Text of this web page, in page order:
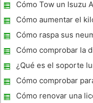
Cómo Tow un Isuzu
Cómo aumentar el
4Runner
Cómo raspa sus
Cómo comprobar la
especiales en
¿Qué es el soporte
Cómo comprobar
quemado
Cómo renovar una